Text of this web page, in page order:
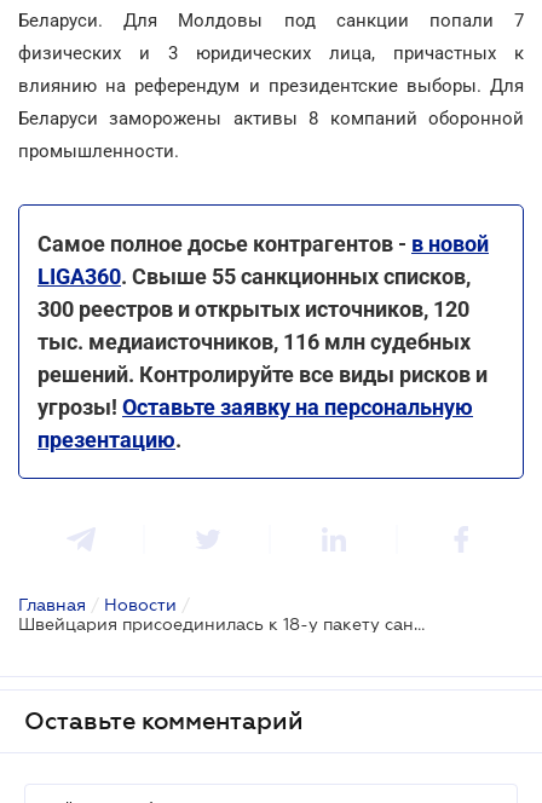
Беларуси. Для Молдовы под санкции попали 7
физических и 3 юридических лица, причастных к
влиянию на референдум и президентские выборы. Для
Беларуси заморожены активы 8 компаний оборонной
промышленности.
Самое полное досье контрагентов - в новой
LIGA360. Свыше 55 санкционных списков,
300 реестров и открытых источников, 120
тыс. медиаисточников, 116 млн судебных
решений. Контролируйте все виды рисков и
угрозы! Оставьте заявку на персональную
презентацию.
Главная / Новости /
Швейцария присоединилась к 18-у пакету санкций ЕС
Оставьте комментарий